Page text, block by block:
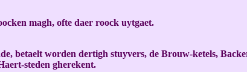
magh, ofte daer roock uytgaet.
betaelt worden dertigh stuyvers, de Brouw-ketels,
steden gherekent.